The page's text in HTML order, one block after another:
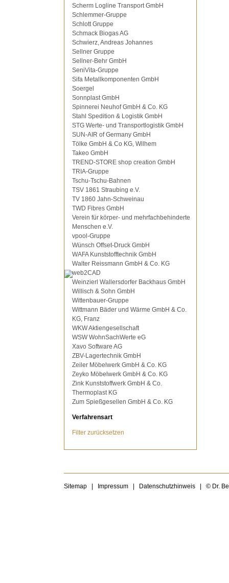
Scherm Logline Transport GmbH
Schlemmer-Gruppe
Schlott Gruppe
Schmack Biogas AG
Schwierz, Andreas Johannes
Sellner Gruppe
Sellner-Behr GmbH
SeniVita-Gruppe
Sifa Metallkomponenten GmbH
Soergel
Sonnplast GmbH
Spinnerei Neuhof GmbH & Co. KG
Stahl Spedition & Logistik GmbH
STG Werte- und Transportlogistik GmbH
SUN-AIR of Germany GmbH
Tölke GmbH & Co KG, Wilhem
Takeo GmbH
TREND-STORE shop creation GmbH
TRIA-Gruppe
Tschu-Tschu-Bahnen
TSV 1861 Straubing e.V.
TV 1860 Jahn-Schweinau
TWD Fibres GmbH
Verein für körper- und mehrfachbehinderte
Menschen e.V.
vpool-Gruppe
Wünsch Offset-Druck GmbH
WAFA Kunststofftechnik GmbH
Walter Reissmann GmbH & Co. KG
web2CAD
Weinzierl Wallersdorfer Backhaus GmbH
Willisch & Sohn GmbH
Wittenbauer-Gruppe
Wittmann Bäder und Wärme GmbH & Co.
KG, Franz
WKW Aktiengesellschaft
WSW WohnSachWerte eG
Xavo Software AG
ZBV-Lagertechnik GmbH
Zeiler Möbelwerk GmbH & Co. KG
Zeyko Möbelwerk GmbH & Co. KG
Zink Kunststoffwerk GmbH & Co.
Thermoplast KG
Zum Spießgesellen GmbH & Co. KG
Verfahrensart
Filter zurücksetzen
Sitemap Impressum Datenschutzhinweis © Dr.